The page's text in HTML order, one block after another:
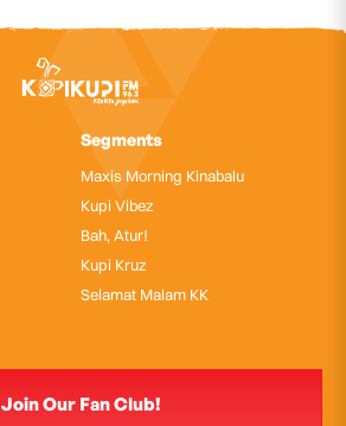
Segments
Maxis Morning Kinabalu
Kupi Vibez
Bah, Atur!
Kupi Kruz
Selamat Malam KK
Join Our Fan Club!